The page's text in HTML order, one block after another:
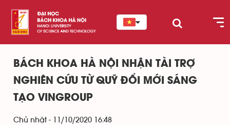
BÁCH KHOA HÀ NỘI NHẬN TÀI TRỢ
NGHIÊN CỨU TỪ QUỸ ĐỔI MỚI SÁNG
TẠO VINGROUP
Chủ nhật - 11/10/2020 16:48